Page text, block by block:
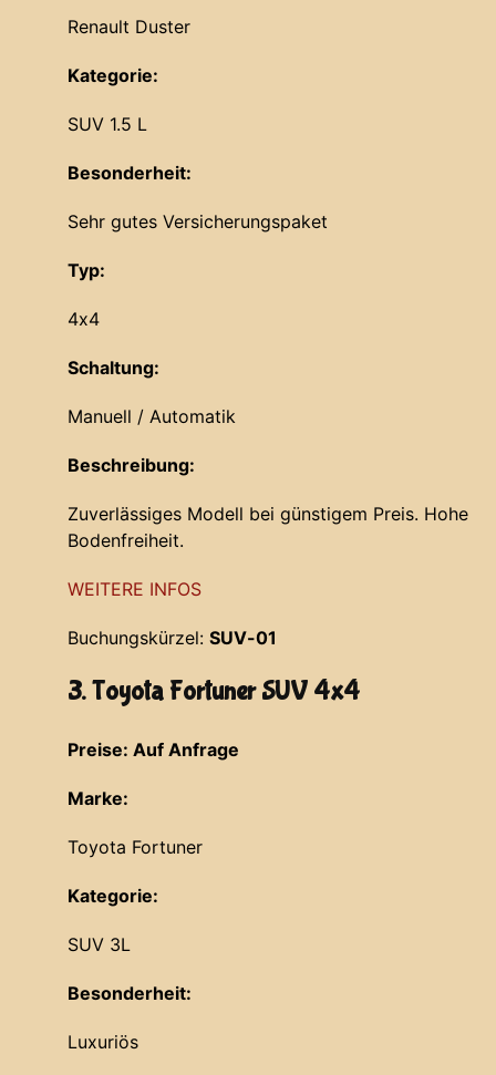
Renault Duster
Kategorie:
SUV 1.5 L
Besonderheit:
Sehr gutes Versicherungspaket
Typ:
4x4
Schaltung:
Manuell / Automatik
Beschreibung:
Zuverlässiges Modell bei günstigem Preis. Hohe
Bodenfreiheit.
WEITERE INFOS
Buchungskürzel: SUV-01
3. Toyota Fortuner SUV 4x4
Preise: Auf Anfrage
Marke:
Toyota Fortuner
Kategorie:
SUV 3L
Besonderheit:
Luxuriös